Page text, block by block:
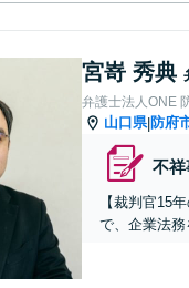
宮嵜 秀典
弁護士法人ONE
山口県|防府
不
【裁判官15
で、企業法